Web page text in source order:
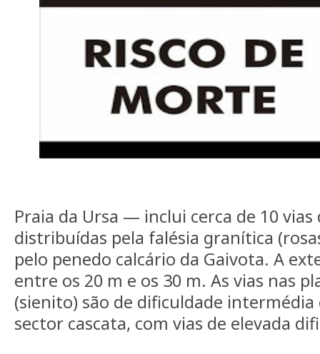
Praia da Ursa — inclui cerca de 10 vias
distribuídas pela falésia granítica
pelo penedo calcário da Gaivota. A
entre os 20 m e os 30 m. As vias nas
(sienito) são de dificuldade intermédia
sector cascata, com vias de elevada